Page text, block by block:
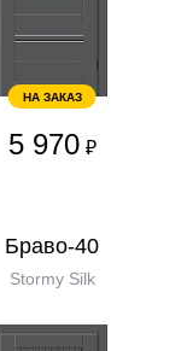
НА ЗАКАЗ
5 970 ₽
Браво-40
Stormy Silk